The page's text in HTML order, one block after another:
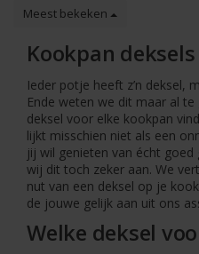
Meest bekeken
Kookpan deksels
Ieder potje heeft z’n deksel,
Ende weten we dit maar al
deksel voor elke kookpan
lijkt misschien niet als een
jij wil genieten van écht
wij dit toch zeker aan. We
nut van een deksel op je
de jouwe gelijk aan uit ons
Welke deksel